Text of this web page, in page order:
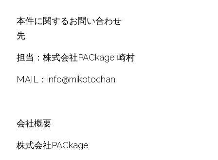
本件に関するお問い合わせ
先
担当：株式会社PACkage 崎村
MAIL：info@mikotochan
会社概要
株式会社PACkage